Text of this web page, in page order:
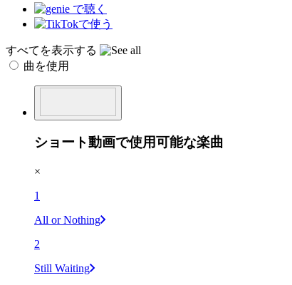
すべてを表示する
曲を使用
ショート動画で使用可能な楽曲
×
1
All or Nothing
2
Still Waiting